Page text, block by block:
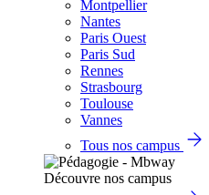
Montpellier
Nantes
Paris Ouest
Paris Sud
Rennes
Strasbourg
Toulouse
Vannes
Tous nos campus
Découvre nos campus